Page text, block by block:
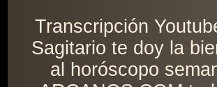
Transcripción
Sagitario te doy la
al horóscopo